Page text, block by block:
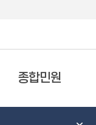
종합민원